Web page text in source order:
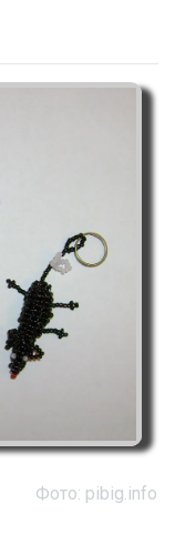
Фото: pibig.info